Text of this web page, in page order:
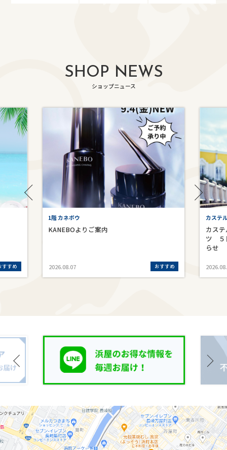
SHOP NEWS
ショップニュース
すすめ
1階 カネボウ
KANEBOよりご案内
2026.08.07 おすすめ
カステ
カス
ツ ５
らせ